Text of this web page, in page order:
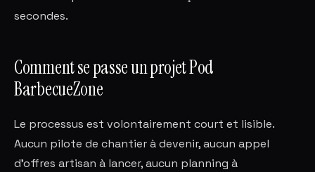
secondes.
Comment se passe un projet Pod
BarbecueZone
Le processus est volontairement court et lisible.
Aucun pilote de chantier à devenir, aucun appel
d'offres artisan à lancer, aucun planning à